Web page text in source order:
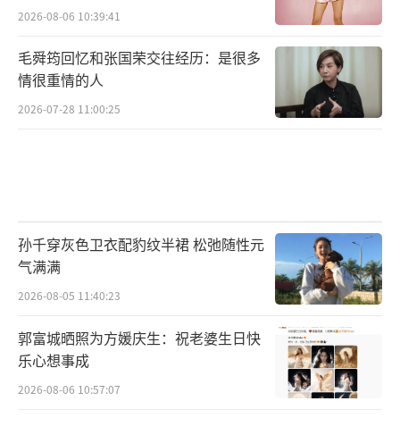
2026-08-06 10:39:41
毛舜筠回忆和张国荣交往经历：是很多
情很重情的人
2026-07-28 11:00:25
孙千穿灰色卫衣配豹纹半裙 松弛随性元
气满满
2026-08-05 11:40:23
郭富城晒照为方媛庆生：祝老婆生日快
乐心想事成
2026-08-06 10:57:07